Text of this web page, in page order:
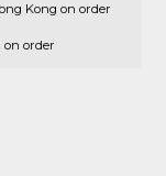
Kong on order
on order